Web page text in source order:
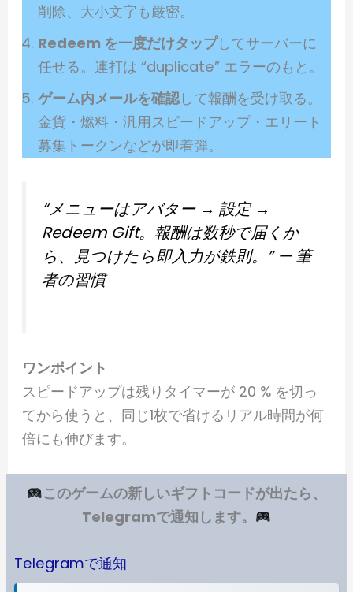
削除、大小文字も厳密。
Redeem を一度だけタップしてサーバーに
任せる。連打は “duplicate” エラーのもと。
ゲーム内メールを確認して報酬を受け取る。
金貨・燃料・汎用スピードアップ・エリート
募集トークンなどが即着弾。
“メニューはアバター → 設定 →
Redeem Gift。報酬は数秒で届くか
ら、見つけたら即入力が鉄則。”— 筆
者の習慣
ワンポイント
スピードアップは残りタイマーが 20 % を切っ
てから使うと、同じ1枚で省けるリアル時間が何
倍にも伸びます。
このゲームの新しいギフトコードが出たら、
Telegramで通知します。
Telegramで通知